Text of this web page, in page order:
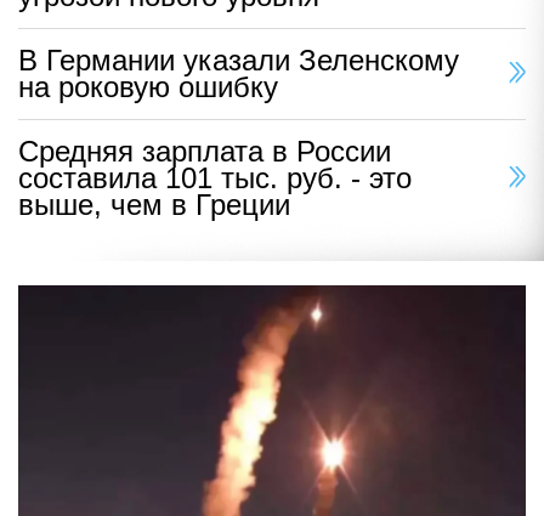
В Германии указали Зеленскому
на роковую ошибку
Средняя зарплата в России
составила 101 тыс. руб. - это
выше, чем в Греции